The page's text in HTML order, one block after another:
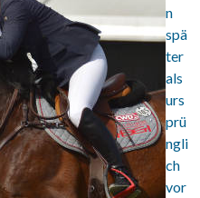
n
spä
ter
als
urs
prü
ngli
ch
vor